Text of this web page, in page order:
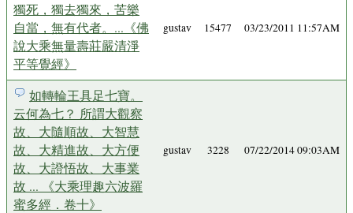
獨死，獨去獨來，苦樂
自當，無有代者。...《佛
說大乘無量壽莊嚴清淨
平等覺經》
gustav 15477 03/23/2011 11:57AM
如轉輪王具足七寶。
云何為七？ 所謂大觀察
故、大隨順故、大智慧
故、大精進故、大方便
故、大證悟故、大事業
故 ... 《大乘理趣六波羅
蜜多經．卷十》
gustav 3228 07/22/2014 09:03AM